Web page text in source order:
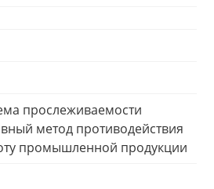
прослеживаемости
метод противодействия
промышленной продукции